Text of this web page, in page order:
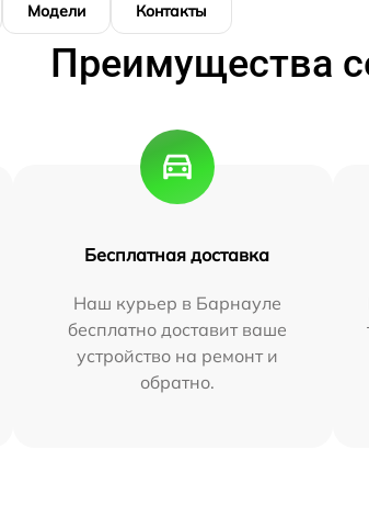
Модели Контакты
Преимущества
Бесплатная доставка
Наш курьер в Барнауле
бесплатно доставит ваше
устройство на ремонт и
обратно.